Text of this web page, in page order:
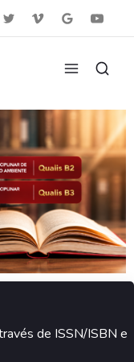
de ISSN/ISBN e